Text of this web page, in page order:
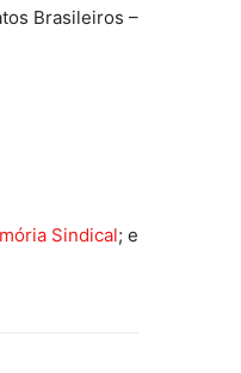
Brasileiros –
Sindical; e